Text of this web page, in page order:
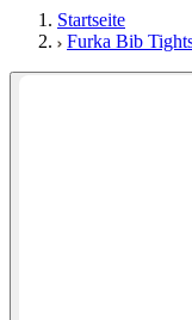
Startseite
Furka Bib